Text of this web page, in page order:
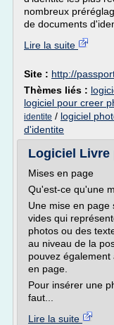
nombreux
de documents
Lire la suite
Site : http://
Thèmes liés :
logiciel pour creer
identite / logiciel
d'identite
Logiciel Livre
Mises en page
Qu'est-ce qu'une
Une mise en page
vides qui
photos ou des
au niveau de la
pouvez
en page.
Pour insérer une
faut...
Lire la suite